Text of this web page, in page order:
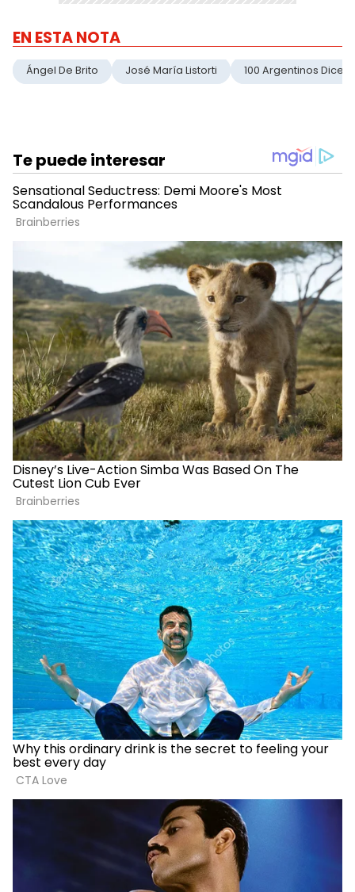
EN ESTA NOTA
Ángel De Brito José María Listorti 100 Argentinos Dicen